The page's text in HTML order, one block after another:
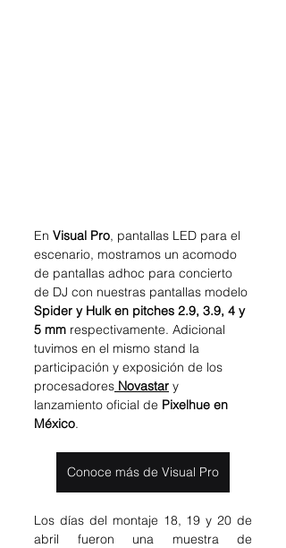
En Visual Pro, pantallas LED para el
escenario, mostramos un acomodo
de pantallas adhoc para concierto
de DJ con nuestras pantallas modelo
Spider y Hulk en pitches 2.9, 3.9, 4 y
5 mm respectivamente. Adicional
tuvimos en el mismo stand la
participación y exposición de los
procesadores Novastar y
lanzamiento oficial de Pixelhue en
México.
Conoce más de Visual Pro
Los días del montaje 18, 19 y 20 de
abril fueron una muestra de